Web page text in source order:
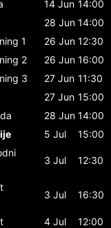
14 Jun 14:00
28 Jun 14:00
1 26 Jun 12:30
2 26 Jun 16:00
3 27 Jun 11:30
27 Jun 15:00
28 Jun 14:00
5 Jul
15:00
3 Jul 12:30
3 Jul 16:30
4 Jul
12:00